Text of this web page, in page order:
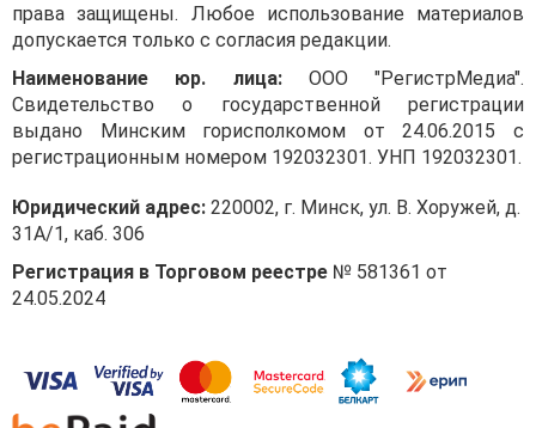
права защищены. Любое использование материалов
допускается только с согласия редакции.
Наименование юр. лица:ООО "РегистрМедиа".
Свидетельство о государственной регистрации
выдано Минским горисполкомом от 24.06.2015 с
регистрационным номером 192032301. УНП 192032301.
Юридический адрес: 220002, г. Минск, ул. В. Хоружей, д.
31А/1, каб. 306
Регистрация в Торговом реестре № 581361 от
24.05.2024